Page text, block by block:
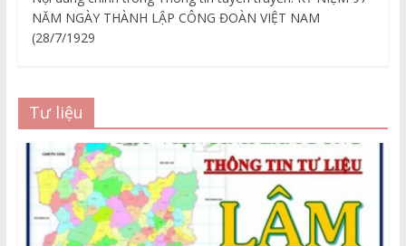
NĂM NGÀY THÀNH LẬP CÔNG ĐOÀN VIỆT NAM
(28/7/1929
Tư liệu